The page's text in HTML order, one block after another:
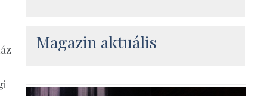
Magazin aktuális